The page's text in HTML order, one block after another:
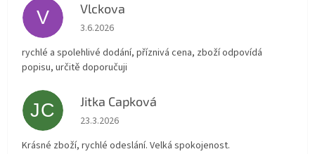
V Vlckova
Hodnocení obchodu je 5 z 5 hvězdiček.
3.6.2026
rychlé a spolehlivé dodání, příznivá cena, zboží odpovídá
popisu, určitě doporučuji
JC Jitka Capková
Hodnocení obchodu je 5 z 5 hvězdiček.
23.3.2026
Krásné zboží, rychlé odeslání. Velká spokojenost.